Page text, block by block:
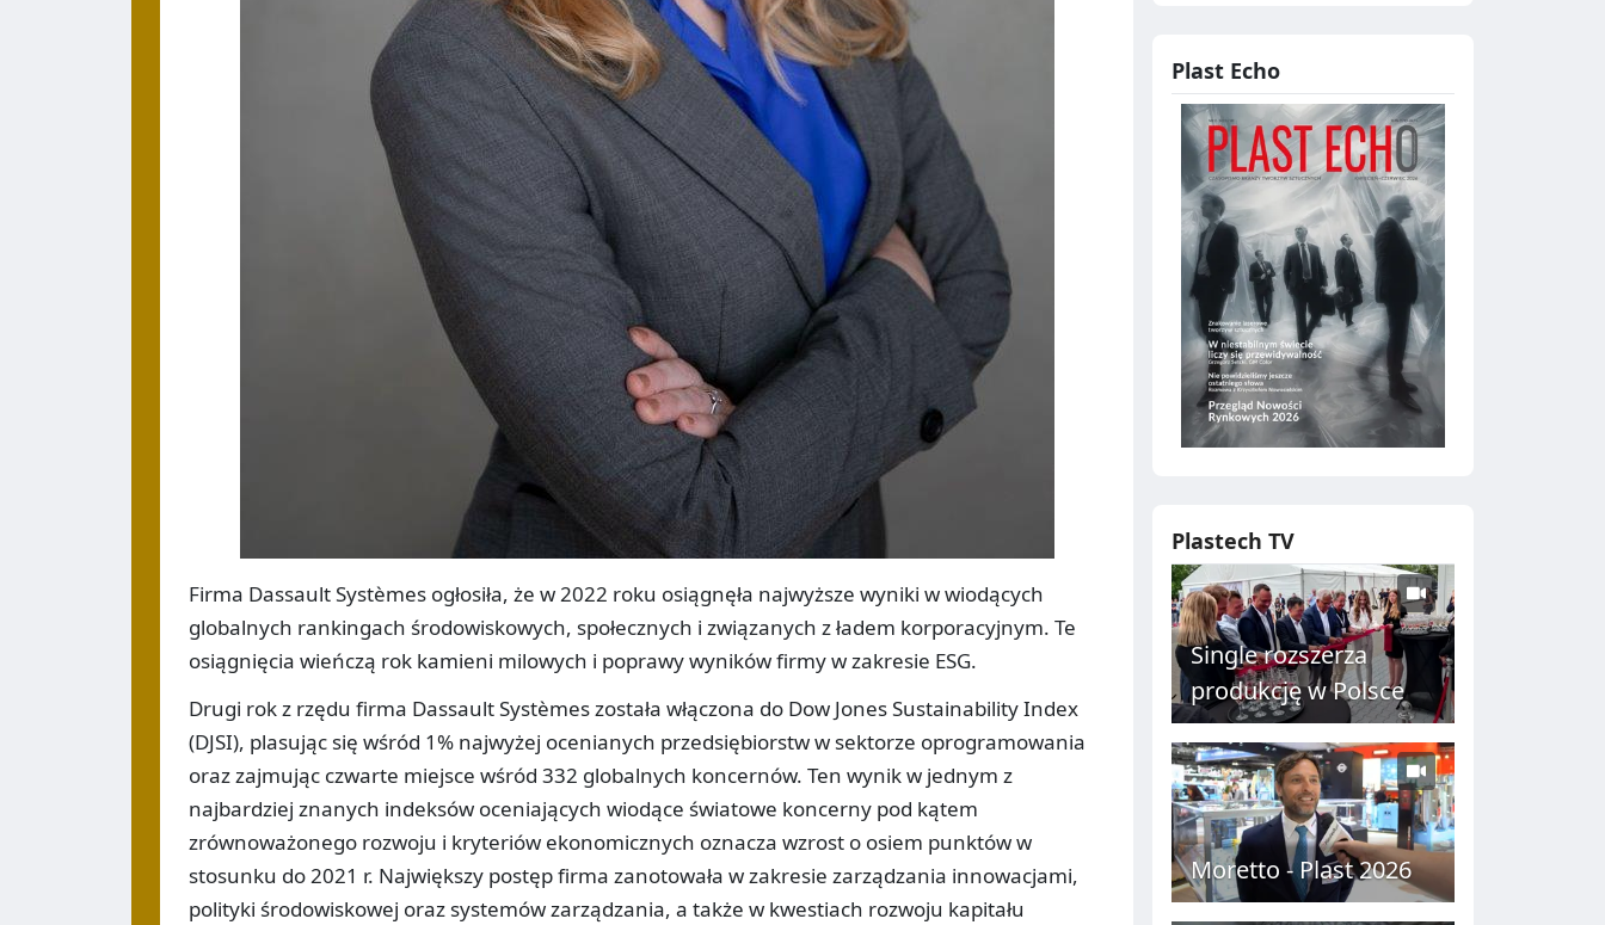
Firma Dassault Systèmes ogłosiła, że w 2022 roku osiągnęła najwyższe wyniki w wiodących
globalnych rankingach środowiskowych, społecznych i związanych z ładem korporacyjnym. Te
osiągnięcia wieńczą rok kamieni milowych i poprawy wyników firmy w zakresie ESG.
Drugi rok z rzędu firma Dassault Systèmes została włączona do Dow Jones Sustainability Index
(DJSI), plasując się wśród 1% najwyżej ocenianych przedsiębiorstw w sektorze oprogramowania
oraz zajmując czwarte miejsce wśród 332 globalnych koncernów. Ten wynik w jednym z
najbardziej znanych indeksów oceniających wiodące światowe koncerny pod kątem
zrównoważonego rozwoju i kryteriów ekonomicznych oznacza wzrost o osiem punktów w
stosunku do 2021 r. Największy postęp firma zanotowała w zakresie zarządzania innowacjami,
polityki środowiskowej oraz systemów zarządzania, a także w kwestiach rozwoju kapitału
Plast Echo
Plastech TV
Single rozszerza
produkcję w Polsce
Moretto - Plast 2026